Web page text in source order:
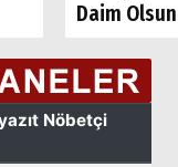
Daim